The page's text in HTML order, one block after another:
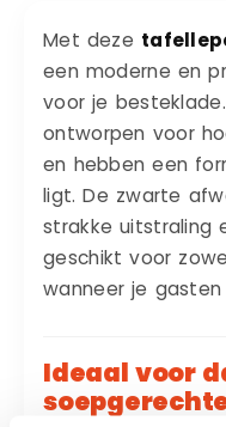
Met deze
een moderne en
voor je
ontworpen voor
en hebben een
ligt. De zwarte
strakke uitstraling
geschikt voor
wanneer je
Ideaal voor